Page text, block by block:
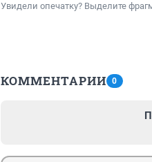
Увидели опечатку? Выделите
КОММЕНТАРИИ 0